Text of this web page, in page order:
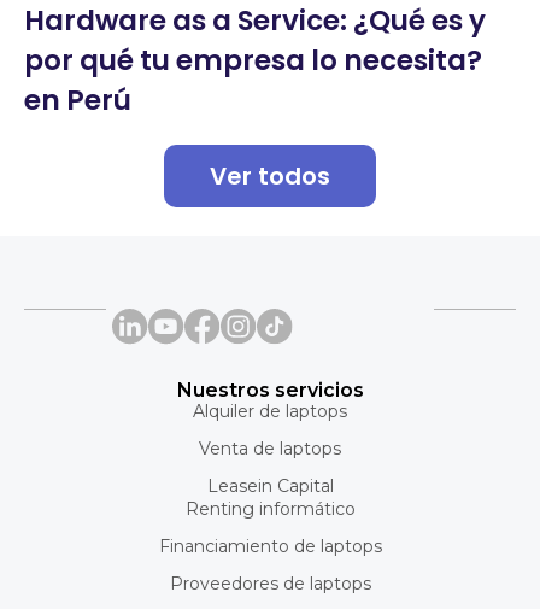
Hardware as a Service: ¿Qué es y
por qué tu empresa lo necesita?
en Perú
Ver todos
Nuestros servicios
Alquiler de laptops
Venta de laptops
Leasein Capital
Renting informático
Financiamiento de laptops
Proveedores de laptops